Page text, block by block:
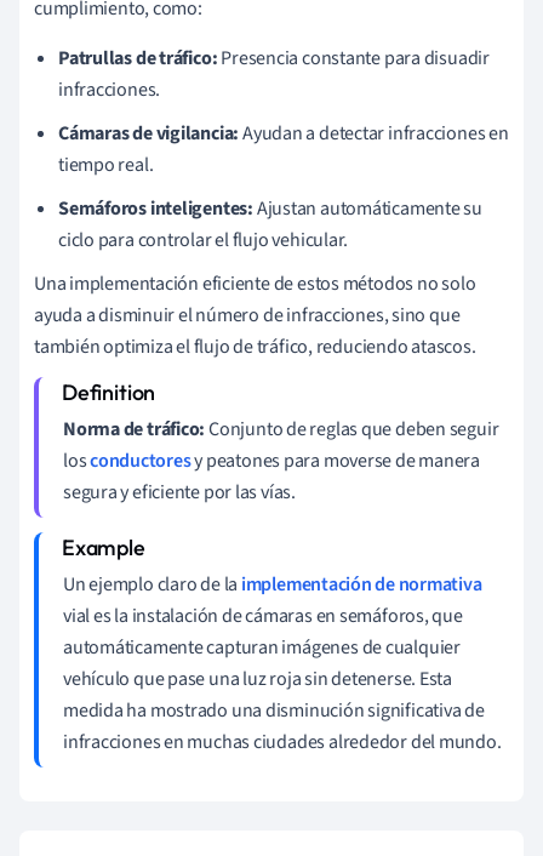
cumplimiento, como:
Patrullas de tráfico:Presencia constante para disuadir
infracciones.
Cámaras de vigilancia:Ayudan a detectar infracciones en
tiempo real.
Semáforos inteligentes:Ajustan automáticamente su
ciclo para controlar el flujo vehicular.
Una implementación eficiente de estos métodos no solo
ayuda a disminuir el número de infracciones, sino que
también optimiza el flujo de tráfico, reduciendo atascos.
Norma de tráfico:Conjunto de reglas que deben seguir
losconductoresy peatones para moverse de manera
segura y eficiente por las vías.
Un ejemplo claro de la implementación de normativa
vial es la instalación de cámaras en semáforos, que
automáticamente capturan imágenes de cualquier
vehículo que pase una luz roja sin detenerse. Esta
medida ha mostrado una disminución significativa de
infracciones en muchas ciudades alrededor del mundo.